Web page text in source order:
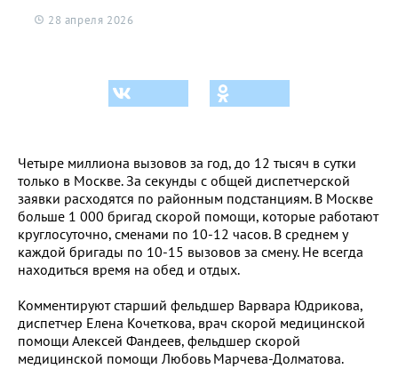
28 апреля 2026
Четыре миллиона вызовов за год, до 12 тысяч в сутки
только в Москве. За секунды с общей диспетчерской
заявки расходятся по районным подстанциям. В Москве
больше 1 000 бригад скорой помощи, которые работают
круглосуточно, сменами по 10-12 часов. В среднем у
каждой бригады по 10-15 вызовов за смену. Не всегда
находиться время на обед и отдых.
Комментируют старший фельдшер Варвара Юдрикова,
диспетчер Елена Кочеткова, врач скорой медицинской
помощи Алексей Фандеев, фельдшер скорой
медицинской помощи Любовь Марчева-Долматова.